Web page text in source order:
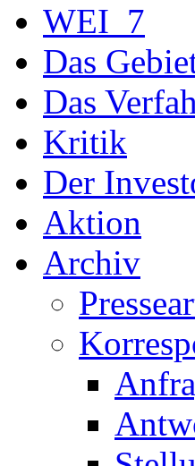
WEI_7
Das
Das
Kritik
Der
Aktion
Archiv